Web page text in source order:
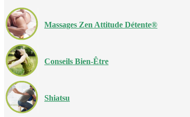
Massages Zen Attitude Détente®
Conseils Bien-Être
Shiatsu